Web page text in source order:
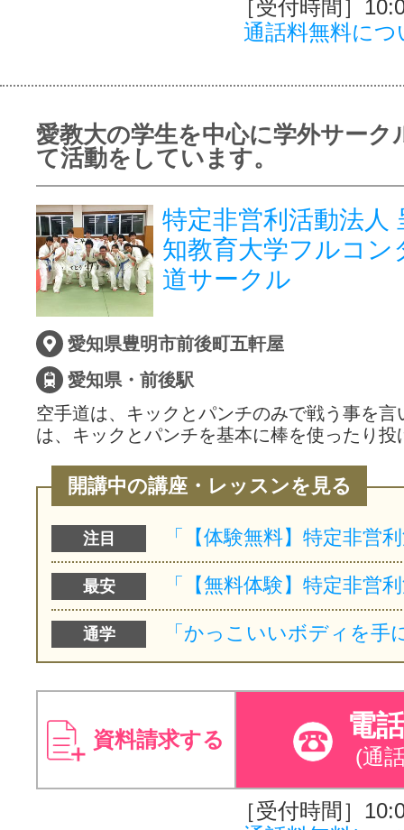
［受付時間］
通話料無料につ
愛教大の学生を中心に学外サーク
て活動をしています。
特定非営利活動法人
知教育大学フルコン
道サークル
愛知県豊明市前後町五軒屋
愛知県・前後駅
空手道は、キックとパンチのみで戦う事を言
は、キックとパンチを基本に棒を使ったり
開講中の講座・レッスンを見る
注目
最安
通学
資料請求する 電
(通
［受付時間］